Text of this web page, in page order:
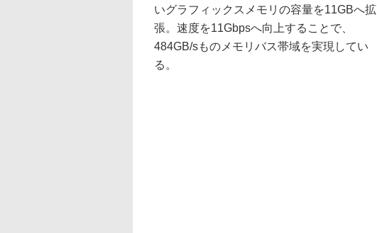
いグラフィックスメモリの容量を11GBへ拡
張。速度を11Gbpsへ向上することで、
484GB/sものメモリバス帯域を実現してい
る。